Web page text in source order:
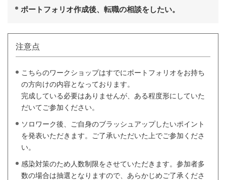
ポートフォリオ作成後、転職の相談をしたい。
注意点
こちらのワークショップはすでにポートフォリオをお持ち
の方向けの内容となっております。
完成している必要はありませんが、ある程度形にしていた
だいてご参加ください。
ソロワーク後、ご自身のブラッシュアップしたいポイント
を発表いただきます。ご了承いただいた上でご参加くださ
い。
感染対策のため人数制限をさせていただきます。参加者多
数の場合は抽選となりますので、あらかじめご了承くださ